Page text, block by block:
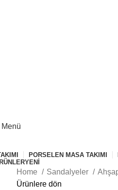
Menü
PORSELEN MASA TAKIMI
YENI
Home Sandalyeler
Ürünlere dön